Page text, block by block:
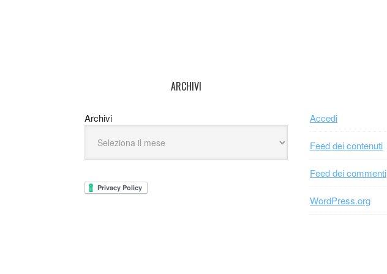
ARCHIVI
Archivi Accedi
Feed dei contenuti
Feed dei commenti
WordPress.org